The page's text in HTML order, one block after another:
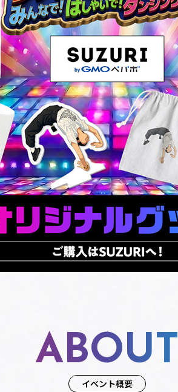
ABOUT
イベント概要